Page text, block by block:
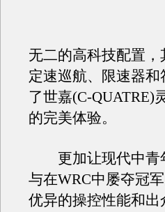
无二的高科技配置
定速巡航、限速器
了世嘉(C-QUATRE)
的完美体验。
更加让现代中青
与在WRC中屡夺冠
优异的操控性能和